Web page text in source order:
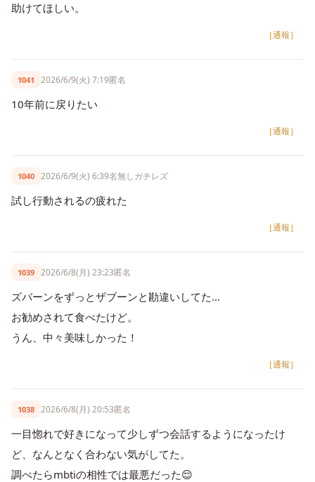
助けてほしい。
［通報］
1041 2026/6/9(火) 7:19匿名
10年前に戻りたい
［通報］
1040 2026/6/9(火) 6:39名無しガチレズ
試し行動されるの疲れた
［通報］
1039 2026/6/8(月) 23:23匿名
ズバーンをずっとザブーンと勘違いしてた…
お勧めされて食べたけど。
うん、中々美味しかった！
［通報］
1038 2026/6/8(月) 20:53匿名
一目惚れで好きになって少しずつ会話するようになったけ
ど、なんとなく合わない気がしてた。
調べたらmbtiの相性では最悪だった😌